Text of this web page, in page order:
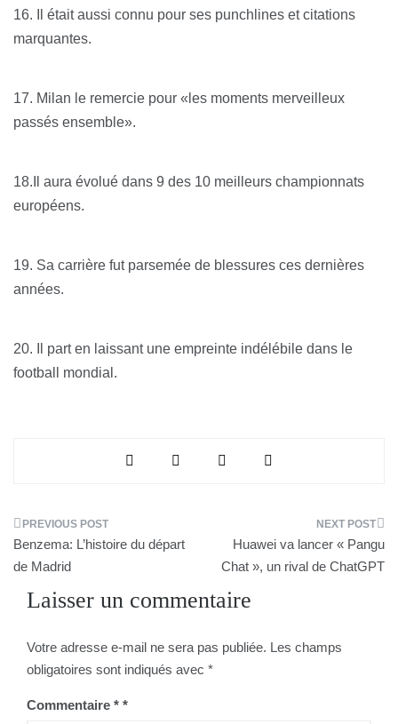
16. Il était aussi connu pour ses punchlines et citations
marquantes.
17. Milan le remercie pour «les moments merveilleux
passés ensemble».
18.Il aura évolué dans 9 des 10 meilleurs championnats
européens.
19. Sa carrière fut parsemée de blessures ces dernières
années.
20. Il part en laissant une empreinte indélébile dans le
football mondial.
Navigation
de
l’article
Benzema: L’histoire du départ
de Madrid
Huawei va lancer « Pangu
Chat », un rival de ChatGPT
Laisser un commentaire
Votre adresse e-mail ne sera pas publiée. Les champs
obligatoires sont indiqués avec *
Commentaire *